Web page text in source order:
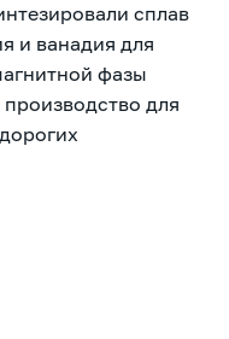
сплав
и ванадия для
фазы
для